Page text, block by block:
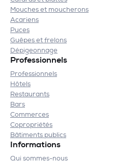
Mouches et moucherons
Acariens
Puces
Guêpes et frelons
Dépigeonnage
Professionnels
Professionnels
Hôtels
Restaurants
Bars
Commerces
Copropriétés
Bâtiments publics
Informations
Qui sommes-nous